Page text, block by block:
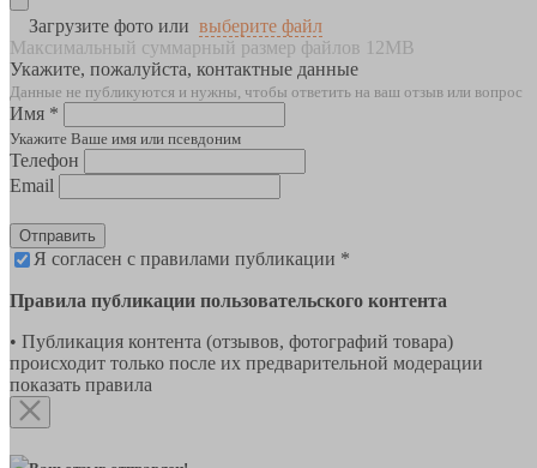
Загрузите фото или выберите файл
Максимальный суммарный размер файлов 12MB
Укажите, пожалуйста, контактные данные
Данные не публикуются и нужны, чтобы ответить на ваш отзыв или вопрос
Имя *
Укажите Ваше имя или псевдоним
Телефон
Email
Отправить
Я согласен с правилами публикации *
Правила публикации пользовательского контента
• Публикация контента (отзывов, фотографий товара)
происходит только после их предварительной модерации
показать правила